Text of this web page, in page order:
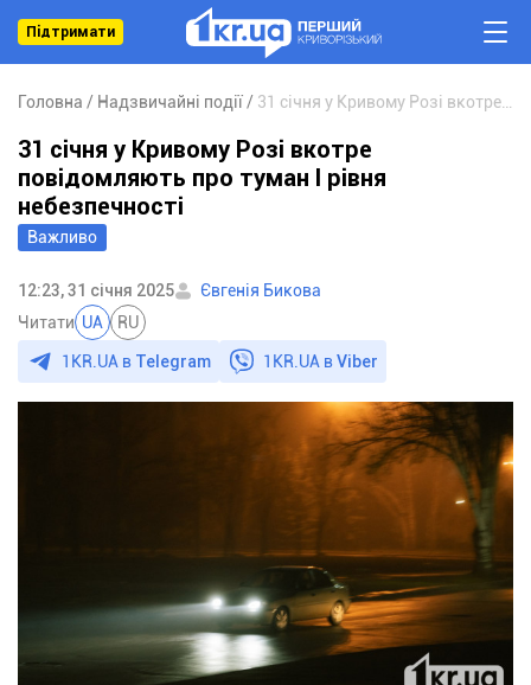
Підтримати
Головна Надзвичайні події
Важливо
31 січня у Кривому Розі вкотре
повідомляють про туман І рівня
небезпечності
12:23, 31 січня 2025
Євгенія Бикова
Читати UA RU
1KR.UA в Telegram 1KR.UA вViber